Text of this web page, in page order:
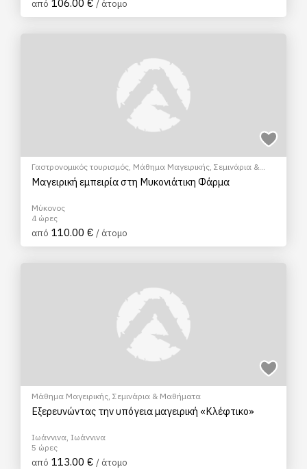
από 106.00 € / άτομο
Γαστρονομικός τουρισμός, Μάθημα Μαγειρικής, Σεμινάρια &
Μαθήματα
Μαγειρική εμπειρία στη Μυκονιάτικη Φάρμα
Μύκονος
4 ώρες
από 110.00 € / άτομο
Μάθημα Μαγειρικής, Σεμινάρια & Μαθήματα
Εξερευνώντας την υπόγεια μαγειρική «Κλέφτικο»
Ιωάννινα, Ιωάννινα
5 ώρες
από 113.00 € / άτομο